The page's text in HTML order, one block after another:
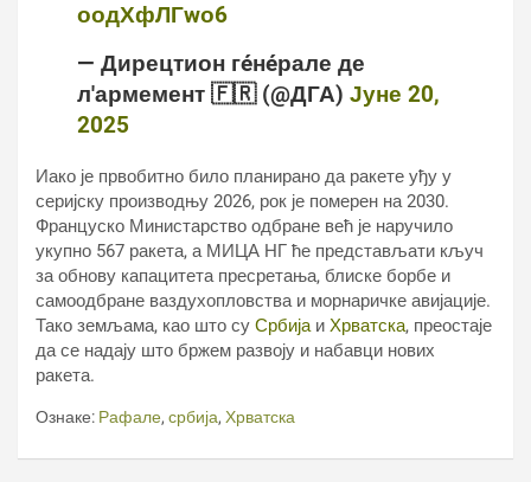
оодХфЛГwо6
— Дирецтион гéнéрале де
л'армемент 🇫🇷 (@ДГА) Јуне 20,
2025
Иако је првобитно било планирано да ракете уђу у
серијску производњу 2026, рок је померен на 2030.
Француско Министарство одбране већ је наручило
укупно 567 ракета, а МИЦА НГ ће представљати кључ
за обнову капацитета пресретања, блиске борбе и
самоодбране ваздухопловства и морнаричке авијације.
Тако земљама, као што су Србија и Хрватска, преостаје
да се надају што бржем развоју и набавци нових
ракета.
Ознаке: Рафале, србија, Хрватска